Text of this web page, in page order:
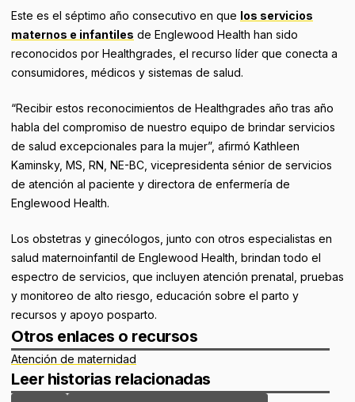
Otros enlaces o recursos
Atención de maternidad
Leer historias relacionadas
Este es el séptimo año consecutivo en que los servicios
maternos e infantiles de Englewood Health han sido
reconocidos por Healthgrades, el recurso líder que conecta a
consumidores, médicos y sistemas de salud.
“Recibir estos reconocimientos de Healthgrades año tras año
habla del compromiso de nuestro equipo de brindar servicios
de salud excepcionales para la mujer”, afirmó Kathleen
Kaminsky, MS, RN, NE-BC, vicepresidenta sénior de servicios
de atención al paciente y directora de enfermería de
Englewood Health.
Los obstetras y ginecólogos, junto con otros especialistas en
salud maternoinfantil de Englewood Health, brindan todo el
espectro de servicios, que incluyen atención prenatal, pruebas
y monitoreo de alto riesgo, educación sobre el parto y
recursos y apoyo posparto.